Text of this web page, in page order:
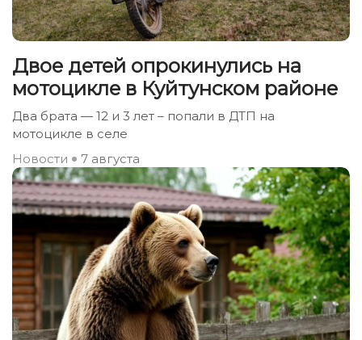
Двое детей опрокинулись на
мотоцикле в Куйтунском районе
Два брата — 12 и 3 лет – попали в ДТП на
мотоцикле в селе
Новости
7 августа